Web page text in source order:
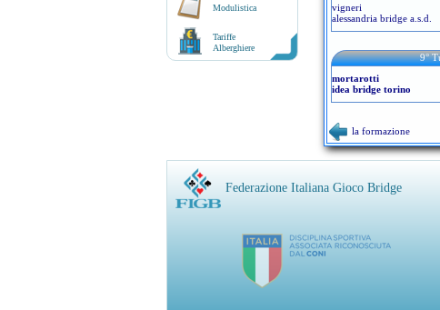
Modulistica
Tariffe
Alberghiere
vigneri
alessandria bridge a.s.d.
9°
mortarotti
idea bridge torino
la formazione
Federazione Italiana Gioco Bridge